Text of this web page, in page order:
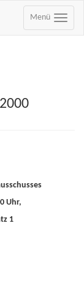
Menü
Uhr,
1